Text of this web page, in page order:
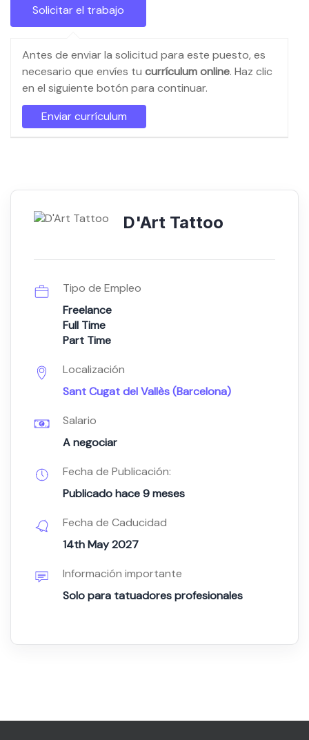
Antes de enviar la solicitud para este puesto, es
necesario que envíes tu currículum online. Haz clic
en el siguiente botón para continuar.
D'Art Tattoo
Tipo de Empleo
Freelance
Full Time
Part Time
Localización
Sant Cugat del Vallès (Barcelona)
Salario
A negociar
Fecha de Publicación:
Publicado hace 9 meses
Fecha de Caducidad
14th May 2027
Información importante
Solo para tatuadores profesionales